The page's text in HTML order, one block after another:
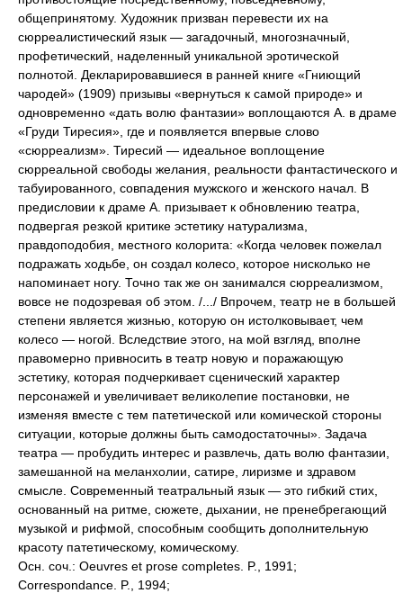
общепринятому. Художник призван перевести их на
сюрреалистический язык — загадочный, многозначный,
профетический, наделенный уникальной эротической
полнотой. Декларировавшиеся в ранней книге «Гниющий
чародей» (1909) призывы «вернуться к самой природе» и
одновременно «дать волю фантазии» воплощаются А. в драме
«Груди Тиресия», где и появляется впервые слово
«сюрреализм». Тиресий — идеальное воплощение
сюрреальной свободы желания, реальности фантастического и
табуированного, совпадения мужского и женского начал. В
предисловии к драме А. призывает к обновлению театра,
подвергая резкой критике эстетику натурализма,
правдоподобия, местного колорита: «Когда человек пожелал
подражать ходьбе, он создал колесо, которое нисколько не
напоминает ногу. Точно так же он занимался сюрреализмом,
вовсе не подозревая об этом. /.../ Впрочем, театр не в большей
степени является жизнью, которую он истолковывает, чем
колесо — ногой. Вследствие этого, на мой взгляд, вполне
правомерно привносить в театр новую и поражающую
эстетику, которая подчеркивает сценический характер
персонажей и увеличивает великолепие постановки, не
изменяя вместе с тем патетической или комической стороны
ситуации, которые должны быть самодостаточны». Задача
театра — пробудить интерес и развлечь, дать волю фантазии,
замешанной на меланхолии, сатире, лиризме и здравом
смысле. Современный театральный язык — это гибкий стих,
основанный на ритме, сюжете, дыхании, не пренебрегающий
музыкой и рифмой, способным сообщить дополнительную
красоту патетическому, комическому.
Осн. соч.: Oeuvres et prose completes. P., 1991;
Correspondance. P., 1994;